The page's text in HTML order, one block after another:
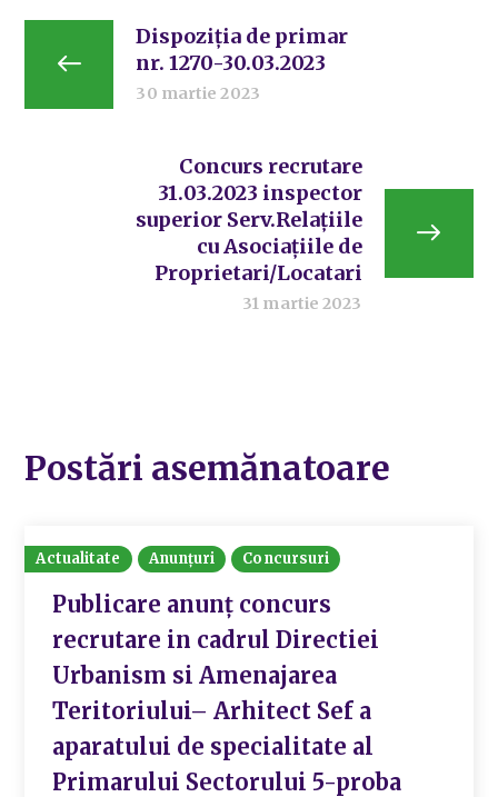
Dispoziția de primar
nr. 1270-30.03.2023
30 martie 2023
Concurs recrutare
31.03.2023 inspector
superior Serv.Relațiile
cu Asociațiile de
Proprietari/Locatari
31 martie 2023
Postări asemănatoare
Actualitate Anunțuri Concursuri
Publicare anunț concurs
recrutare in cadrul Directiei
Urbanism si Amenajarea
Teritoriului– Arhitect Sef a
aparatului de specialitate al
Primarului Sectorului 5-proba